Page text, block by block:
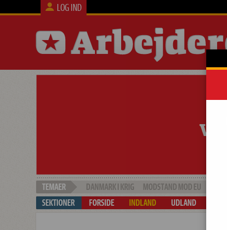
LOG IND
DANMARK I KRIG MODSTAND MOD EU
FORSIDE
INDLAND UDLAND